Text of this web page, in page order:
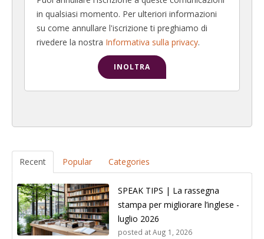
in qualsiasi momento. Per ulteriori informazioni
su come annullare l'iscrizione ti preghiamo di
rivedere la nostra Informativa sulla privacy.
Recent Popular Categories
SPEAK TIPS | La rassegna
stampa per migliorare l’inglese -
luglio 2026
posted atAug 1, 2026